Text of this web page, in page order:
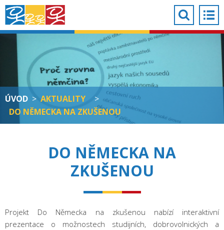
ÚVOD > AKTUALITY
>
DO NĚMECKA NA ZKUŠENOU
DO NĚMECKA NA
ZKUŠENOU
Projekt Do Německa na zkušenou nabízí interaktivní
prezentace o možnostech studijních, dobrovolnických a